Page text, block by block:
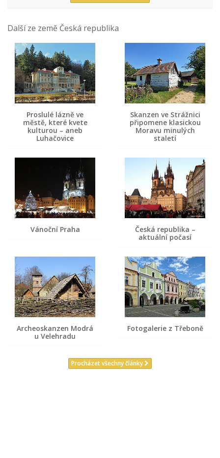
Další ze země Česká republika
Proslulé lázně ve
městě, které kvete
kulturou – aneb
Luhačovice
Skanzen ve Strážnici
připomene klasickou
Moravu minulých
staletí
Vánoční Praha
Česká republika –
aktuální počasí
Archeoskanzen Modrá
u Velehradu
Fotogalerie z Třeboně
Procházet všechny články